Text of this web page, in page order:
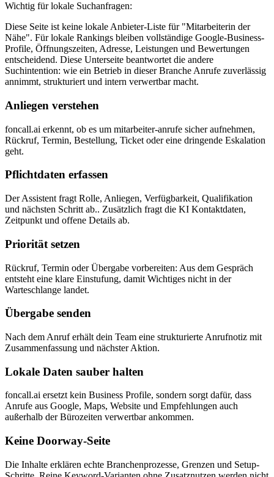
Wichtig für lokale Suchanfragen:
Diese Seite ist keine lokale Anbieter-Liste für "Mitarbeiterin der
Nähe". Für lokale Rankings bleiben vollständige Google-Business-
Profile, Öffnungszeiten, Adresse, Leistungen und Bewertungen
entscheidend. Diese Unterseite beantwortet die andere
Suchintention: wie ein Betrieb in dieser Branche Anrufe zuverlässig
annimmt, strukturiert und intern verwertbar macht.
Anliegen verstehen
foncall.ai erkennt, ob es um mitarbeiter-anrufe sicher aufnehmen,
Rückruf, Termin, Bestellung, Ticket oder eine dringende Eskalation
geht.
Pflichtdaten erfassen
Der Assistent fragt Rolle, Anliegen, Verfügbarkeit, Qualifikation
und nächsten Schritt ab.. Zusätzlich fragt die KI Kontaktdaten,
Zeitpunkt und offene Details ab.
Priorität setzen
Rückruf, Termin oder Übergabe vorbereiten: Aus dem Gespräch
entsteht eine klare Einstufung, damit Wichtiges nicht in der
Warteschlange landet.
Übergabe senden
Nach dem Anruf erhält dein Team eine strukturierte Anrufnotiz mit
Zusammenfassung und nächster Aktion.
Lokale Daten sauber halten
foncall.ai ersetzt kein Business Profile, sondern sorgt dafür, dass
Anrufe aus Google, Maps, Website und Empfehlungen auch
außerhalb der Bürozeiten verwertbar ankommen.
Keine Doorway-Seite
Die Inhalte erklären echte Branchenprozesse, Grenzen und Setup-